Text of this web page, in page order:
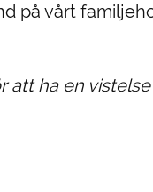
på vårt
att ha en